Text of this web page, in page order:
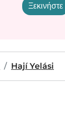
Ξεκινήστε
Hají Yelási